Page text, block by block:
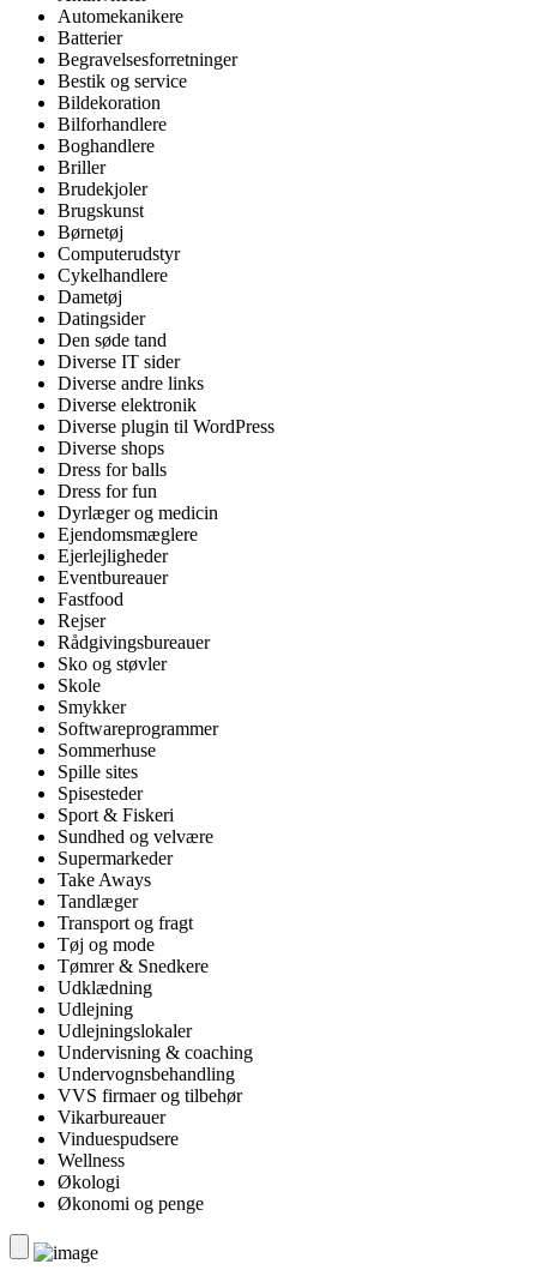
Automekanikere
Batterier
Begravelsesforretninger
Bestik og service
Bildekoration
Bilforhandlere
Boghandlere
Briller
Brudekjoler
Brugskunst
Børnetøj
Computerudstyr
Cykelhandlere
Dametøj
Datingsider
Den søde tand
Diverse IT sider
Diverse andre links
Diverse elektronik
Diverse plugin til WordPress
Diverse shops
Dress for balls
Dress for fun
Dyrlæger og medicin
Ejendomsmæglere
Ejerlejligheder
Eventbureauer
Fastfood
Rejser
Rådgivingsbureauer
Sko og støvler
Skole
Smykker
Softwareprogrammer
Sommerhuse
Spille sites
Spisesteder
Sport & Fiskeri
Sundhed og velvære
Supermarkeder
Take Aways
Tandlæger
Transport og fragt
Tøj og mode
Tømrer & Snedkere
Udklædning
Udlejning
Udlejningslokaler
Undervisning & coaching
Undervognsbehandling
VVS firmaer og tilbehør
Vikarbureauer
Vinduespudsere
Wellness
Økologi
Økonomi og penge